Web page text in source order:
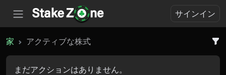
サインイン
家 アクティブな株式
まだアクションはありません。